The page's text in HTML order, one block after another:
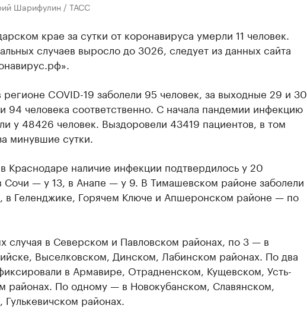
Шарифулин / ТАСС
крае за сутки от коронавируса умерли 11 человек.
случаев выросло до 3026, следует из данных сайта
регионе COVID-19 заболели 95 человек, за выходные 29 и 30
94 человека соответственно. С начала пандемии инфекцию
у 48426 человек. Выздоровели 43419 пациентов, в том
минувшие сутки.
Краснодаре наличие инфекции подтвердилось у 20
Сочи — у 13, в Анапе — у 9. В Тимашевском районе заболели
в Геленджике, Горячем Ключе и Апшеронском районе — по
случая в Северском и Павловском районах, по 3 — в
Выселковском, Динском, Лабинском районах. По два
в Армавире, Отрадненском, Кущевском, Усть-
районах. По одному — в Новокубанском, Славянском,
районах.